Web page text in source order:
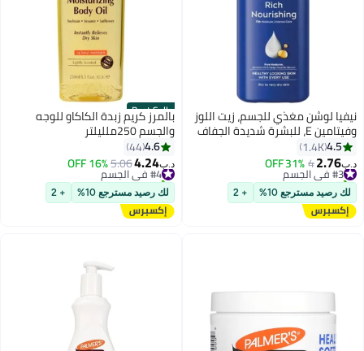
نيفيا لوشن مغذي للجسم، زيت اللوز
وفيتامين E، للبشرة شديدة الجفاف
400 مل 400ملليلتر4.5
1.4K
د.ب‏2.76
4
31% OFF #3 في الجسم
تم بيع +290 مؤخرًا
#3 في الجسم
لك رصيد مسترجع 10% + 2
Best Seller
بالمرز كريم زبدة الكاكاو للوجه
والجسم 250ملليلتر
4.6
44
د.ب‏4.24
5.06
16% OFF #4 في الجسم
تم بيع +220 مؤخرًا
#4 في الجسم
لك رصيد مسترجع 10% + 2